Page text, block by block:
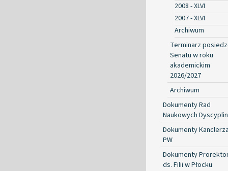
2008 - XLVI
2007 - XLVI
Archiwum
Terminarz
Senatu w roku
akademickim
2026/2027
Archiwum
Dokumenty Rad
Naukowych Dyscyplin
Dokumenty
PW
Dokumenty
ds. Filii w Płocku